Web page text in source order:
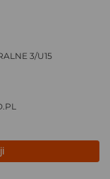
3/U15